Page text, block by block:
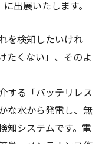
出展いたします。
を検知したいけれ
たくない」、そのよ
する「バッテリレス
な水から発電し、無
知システムです。電